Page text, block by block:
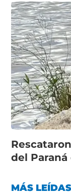
del Paraná
MÁS LEÍDAS